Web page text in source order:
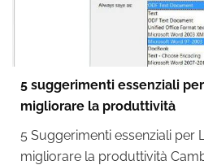
5 suggerimenti essenziali
migliorare la produttività
5 Suggerimenti essenziali per
migliorare la produttività